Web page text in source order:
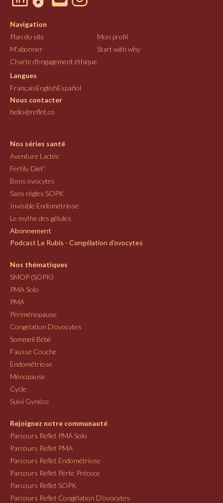
Navigation
Plan du site
Mon profil
M'abonner
Start with why
Charte d'engagement éthique
Langues
FrançaisEnglishEspañol
Nous contacter
hello@reflet.co
Nos séries santé
Aventure Lactée
Fertily Diet'
Bons ovocytes
Sans règles SOPK
Invisible Endométriose
Le mythe des gélules
Abonnement
Podcast Le Rubis - Congélation d'ovocytes
Nos thématiques
SMOP (SOPK)
PMA Solo
PMA
Périménopause
Congélation D'ovocytes
Sommeil Bébé
Fausse Couche
Endométriose
Ménopause
Cycle
Suivi Gynéco
Rejoignez notre communauté
Parcours Reflet PMA Solo
Parcours Reflet PMA
Parcours Reflet Endométriose
Parcours Reflet Perte Précoce
Parcours Reflet SOPK
Parcours Reflet Congélation D'ovocytes